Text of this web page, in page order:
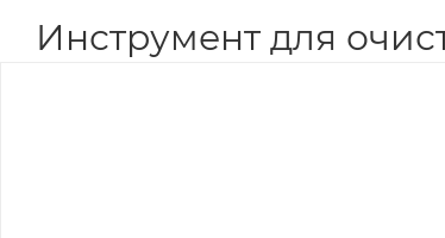
Инструмент для